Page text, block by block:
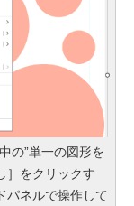
の”単一の図形を
］をクリックす
パネルで操作して